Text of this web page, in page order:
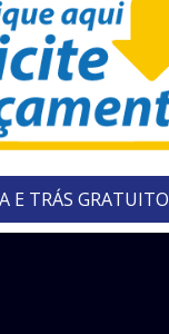
E TRÁS GRATUITO